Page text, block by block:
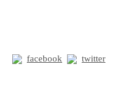
facebook twitter